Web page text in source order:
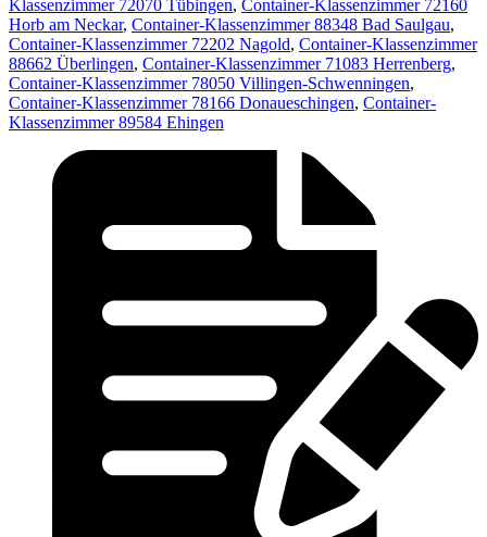
Klassenzimmer 72070 Tübingen, Container-Klassenzimmer 72160
Horb am Neckar, Container-Klassenzimmer 88348 Bad Saulgau,
Container-Klassenzimmer 72202 Nagold, Container-Klassenzimmer
88662 Überlingen, Container-Klassenzimmer 71083 Herrenberg,
Container-Klassenzimmer 78050 Villingen-Schwenningen,
Container-Klassenzimmer 78166 Donaueschingen, Container-
Klassenzimmer 89584 Ehingen